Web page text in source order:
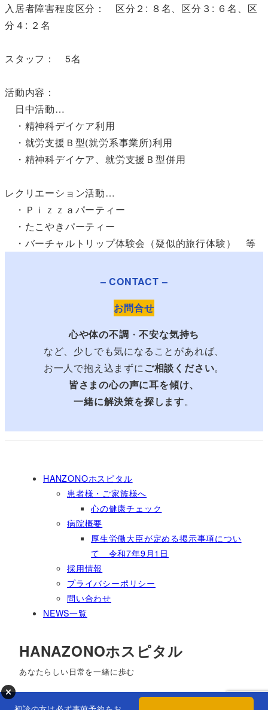
入居者障害程度区分： 区分２: ８名、区分３: ６名、区
分４: ２名
スタッフ： 5名
活動内容：
日中活動…
・精神科デイケア利用
・就労支援Ｂ型(就労系事業所)利用
・精神科デイケア、就労支援Ｂ型併用
レクリエーション活動…
・Ｐｉｚｚａパーティー
・たこやきパーティー
・バーチャルトリップ体験会（疑似的旅行体験） 等
– CONTACT –
お問合せ
心や体の不調 ・不安な気持ち
など、少しでも気になることがあれば、
お一人で抱え込まずにご相談ください。
皆さまの心の声に耳を傾け、
一緒に解決策を探します。
HANZONOホスピタル
患者様・ご家族様へ
心の健康チェック
病院概要
厚生労働大臣が定める掲示事項につい
て 令和7年9月1日
採用情報
プライバシーポリシー
問い合わせ
NEWS一覧
HANAZONOホスピタル
あなたらしい日常を一緒に歩む